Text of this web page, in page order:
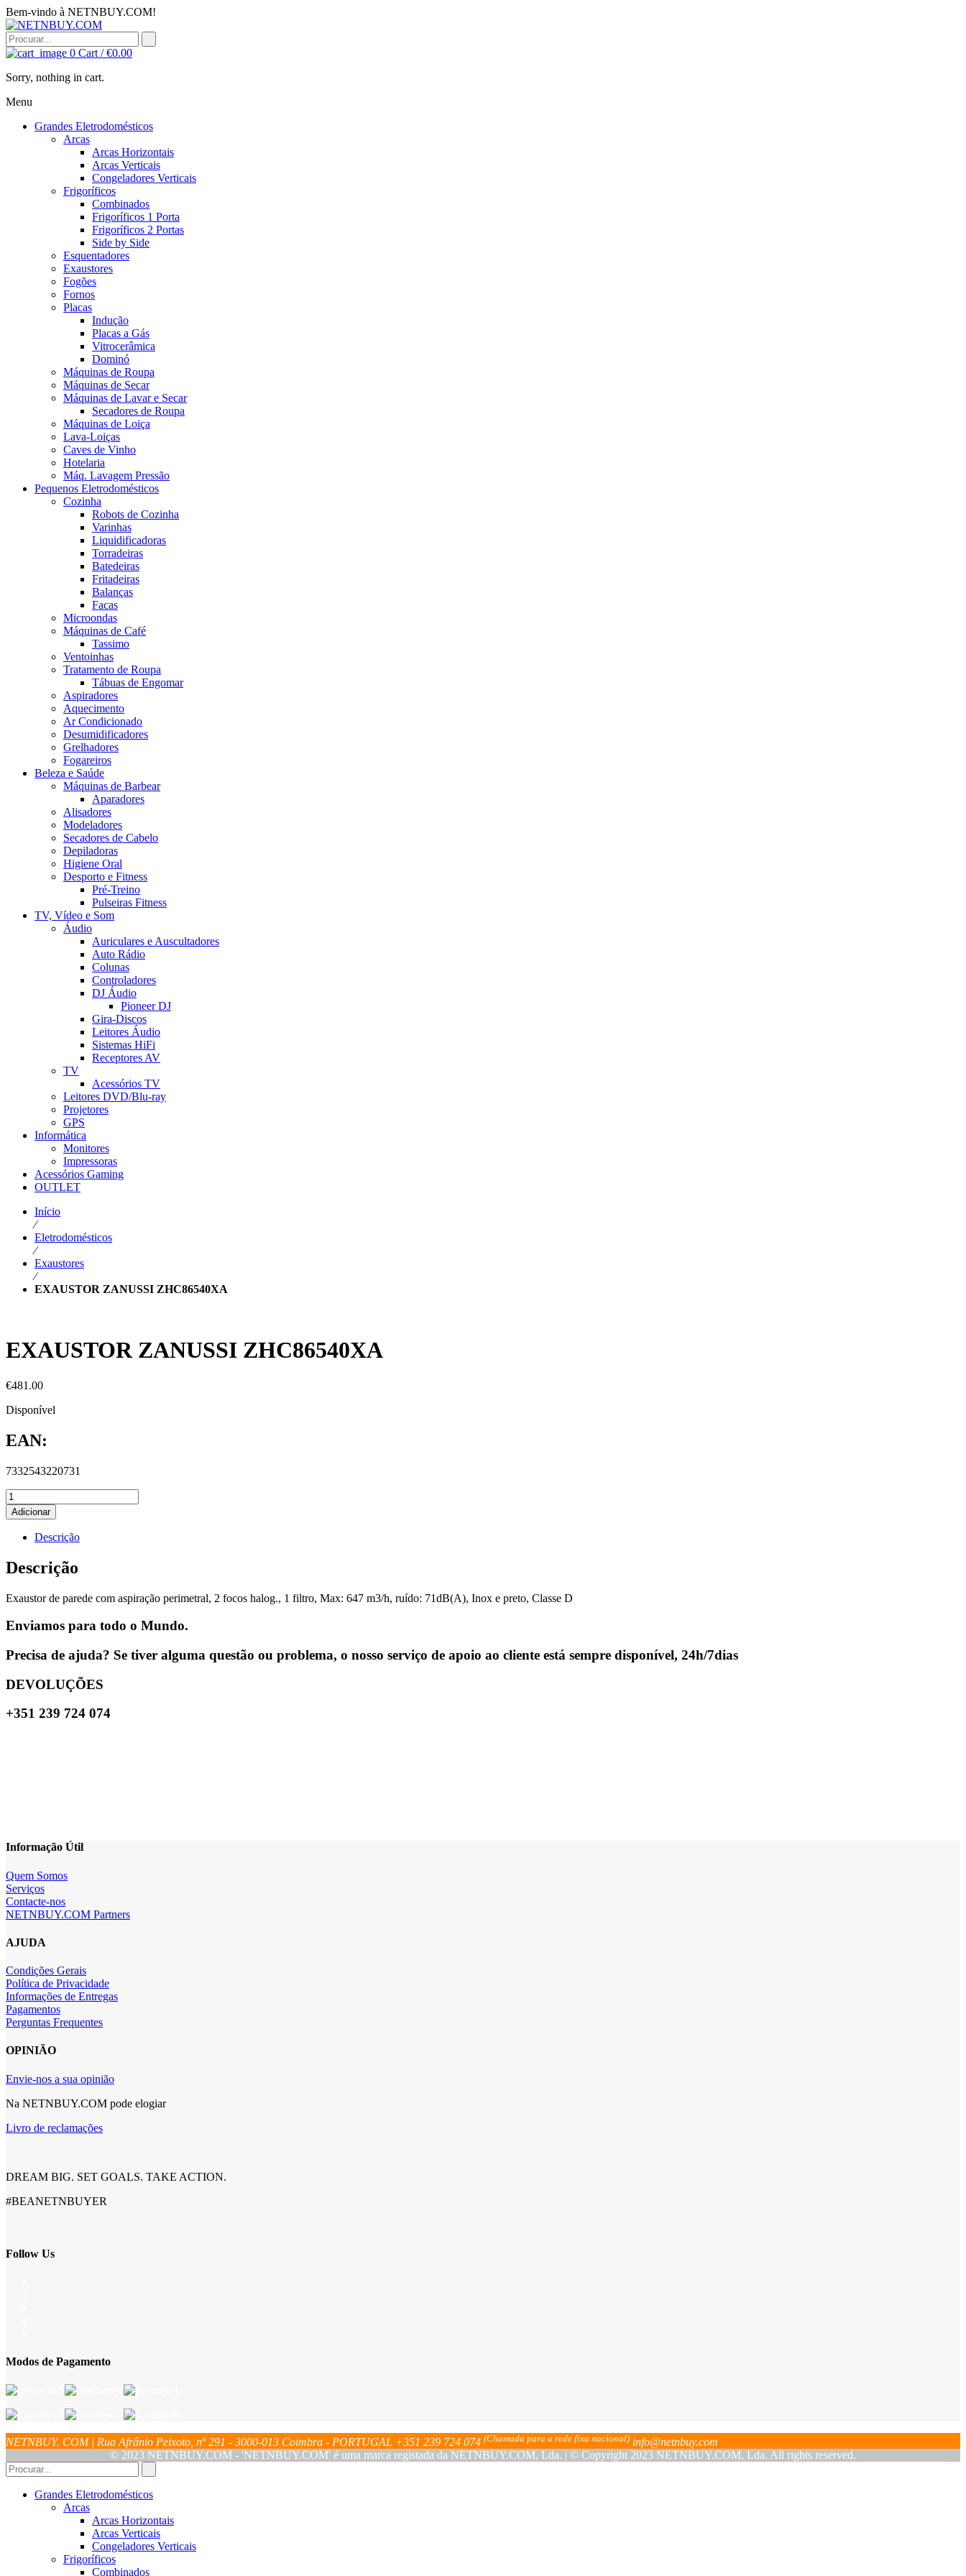
Bem-vindo à NETNBUY.COM!
0 Cart /€0.00
Sorry, nothing in cart.
Menu
Grandes Eletrodomésticos
Arcas
Arcas Horizontais
Arcas Verticais
Congeladores Verticais
Frigoríficos
Combinados
Frigoríficos 1 Porta
Frigoríficos 2 Portas
Side by Side
Esquentadores
Exaustores
Fogões
Fornos
Placas
Indução
Placas a Gás
Vitrocerâmica
Dominó
Máquinas de Roupa
Máquinas de Secar
Máquinas de Lavar e Secar
Secadores de Roupa
Máquinas de Loiça
Lava-Loiças
Caves de Vinho
Hotelaria
Máq. Lavagem Pressão
Pequenos Eletrodomésticos
Cozinha
Robots de Cozinha
Varinhas
Liquidificadoras
Torradeiras
Batedeiras
Fritadeiras
Balanças
Facas
Microondas
Máquinas de Café
Tassimo
Ventoinhas
Tratamento de Roupa
Tábuas de Engomar
Aspiradores
Aquecimento
Ar Condicionado
Desumidificadores
Grelhadores
Fogareiros
Beleza e Saúde
Máquinas de Barbear
Aparadores
Alisadores
Modeladores
Secadores de Cabelo
Depiladoras
Higiene Oral
Desporto e Fitness
Pré-Treino
Pulseiras Fitness
TV, Vídeo e Som
Áudio
Auriculares e Auscultadores
Auto Rádio
Colunas
Controladores
DJ Áudio
Pioneer DJ
Gira-Discos
Leitores Áudio
Sistemas HiFi
Receptores AV
TV
Acessórios TV
Leitores DVD/Blu-ray
Projetores
GPS
Informática
Monitores
Impressoras
Acessórios Gaming
OUTLET
Início
⁄
Eletrodomésticos
⁄
Exaustores
⁄
EXAUSTOR ZANUSSI ZHC86540XA
EXAUSTOR ZANUSSI ZHC86540XA
€481.00
Disponível
EAN:
7332543220731
Adicionar
Descrição
Descrição
Exaustor de parede com aspiração perimetral, 2 focos halog., 1 filtro, Max: 647 m3/h, ruído: 71dB(A), Inox e preto, Classe D
Enviamos para todo o Mundo.
Precisa de ajuda? Se tiver alguma questão ou problema, o nosso serviço de apoio ao cliente está sempre disponível, 24h/7dias
DEVOLUÇÕES
+351 239 724 074
Informação Útil
Quem Somos
Serviços
Contacte-nos
NETNBUY.COM Partners
AJUDA
Condições Gerais
Política de Privacidade
Informações de Entregas
Pagamentos
Perguntas Frequentes
OPINIÃO
Envie-nos a sua opinião
Na NETNBUY.COM pode elogiar
Livro de reclamações
DREAM BIG. SET GOALS. TAKE ACTION.
#BEANETNBUYER
Follow Us
Modos de Pagamento
NETNBUY. COM | Rua Afrânio Peixoto, nº 291 - 3000-013 Coimbra - PORTUGAL +351 239 724 074 (Chamada para a rede fixa nacional) info@netnbuy.com
© 2023 NETNBUY.COM - 'NETNBUY.COM' é uma marca registada da NETNBUY.COM, Lda. | © Copyright 2023 NETNBUY.COM, Lda. All rights reserved.
Grandes Eletrodomésticos
Arcas
Arcas Horizontais
Arcas Verticais
Congeladores Verticais
Frigoríficos
Combinados